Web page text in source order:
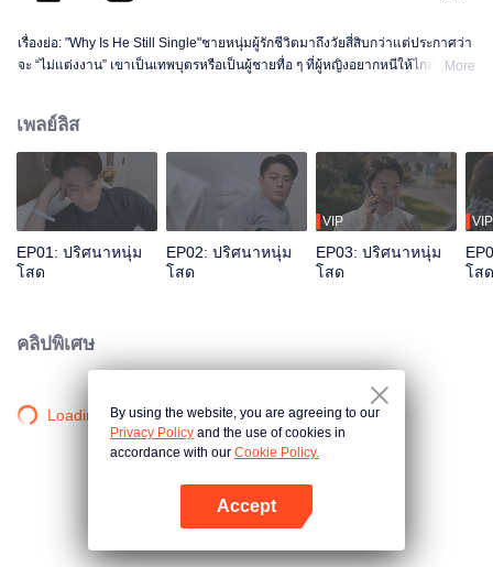
เรื่องย่อ: "Why Is He Still Single"ชายหนุ่มผู้รักชีวิตมาถึงวัยสี่สิบกว่าแต่ประกาศว่า
จะ “ไม่แต่งงาน” เขาเป็นเทพบุตรหรือเป็นผู้ชายทื่อ ๆ ที่ผู้หญิงอยากหนีให้ไกลห่าง
เท่านั้น
More
เพลย์ลิส
EP01: ปริศนาหนุ่ม
โสด
EP02: ปริศนาหนุ่ม
โสด
VIP
EP03: ปริศนาหนุ่ม
โสด
VIP
โสด
คลิปพิเศษ
Loading…By using the website, you are agreeing to our
Privacy Policy and the use of cookies in
accordance with our Cookie Policy.
Accept